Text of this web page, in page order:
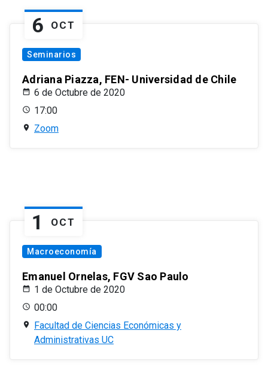
6 OCT
Seminarios
Adriana Piazza, FEN- Universidad de Chile
6 de Octubre de 2020
17:00
Zoom
1 OCT
Macroeconomía
Emanuel Ornelas, FGV Sao Paulo
1 de Octubre de 2020
00:00
Facultad de Ciencias Económicas y
Administrativas UC